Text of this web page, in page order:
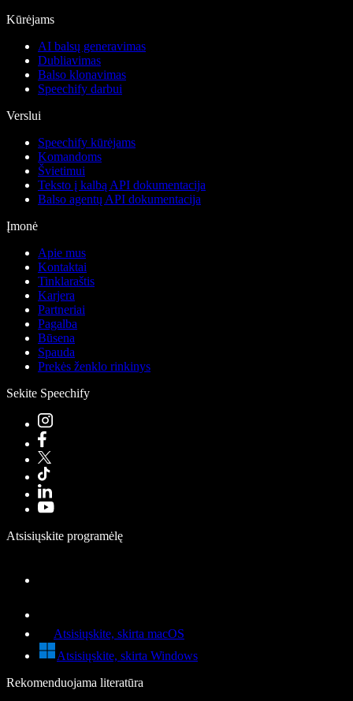
Kūrėjams
AI balsų generavimas
Dubliavimas
Balso klonavimas
Speechify darbui
Verslui
Speechify kūrėjams
Komandoms
Švietimui
Teksto į kalbą API dokumentacija
Balso agentų API dokumentacija
Įmonė
Apie mus
Kontaktai
Tinklaraštis
Karjera
Partneriai
Pagalba
Būsena
Spauda
Prekės ženklo rinkinys
Sekite Speechify
Atsisiųskite programėlę
Atsisiųskite, skirta macOS
Atsisiųskite, skirta Windows
Rekomenduojama literatūra